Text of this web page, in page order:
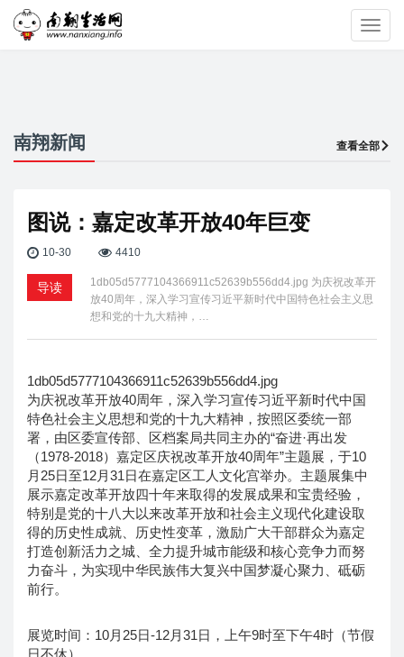
南翔新闻 查看全部
图说：嘉定改革开放40年巨变
10-30 4410
导读
1db05d5777104366911c52639b556dd4.jpg 为庆祝改革开
放40周年，深入学习宣传习近平新时代中国特色社会主义思
想和党的十九大精神，…
1db05d5777104366911c52639b556dd4.jpg
为庆祝改革开放40周年，深入学习宣传习近平新时代中国
特色社会主义思想和党的十九大精神，按照区委统一部
署，由区委宣传部、区档案局共同主办的“奋进·再出发
（1978-2018）嘉定区庆祝改革开放40周年”主题展，于10
月25日至12月31日在嘉定区工人文化宫举办。主题展集中
展示嘉定改革开放四十年来取得的发展成果和宝贵经验，
特别是党的十八大以来改革开放和社会主义现代化建设取
得的历史性成就、历史性变革，激励广大干部群众为嘉定
打造创新活力之城、全力提升城市能级和核心竞争力而努
力奋斗，为实现中华民族伟大复兴中国梦凝心聚力、砥砺
前行。
展览时间：10月25日-12月31日，上午9时至下午4时（节假
日不休）